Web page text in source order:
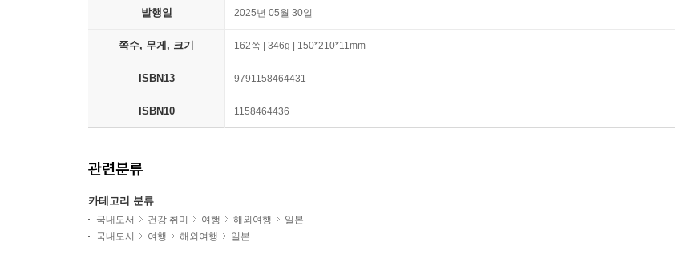
발행일 2025년 05월 30일
쪽수, 무게, 크기 162쪽 | 346g | 150*210*11mm
ISBN13 9791158464431
ISBN10 1158464436
관련분류
카테고리 분류
국내도서 건강 취미 여행 해외여행
일본
국내도서
여행 해외여행 일본